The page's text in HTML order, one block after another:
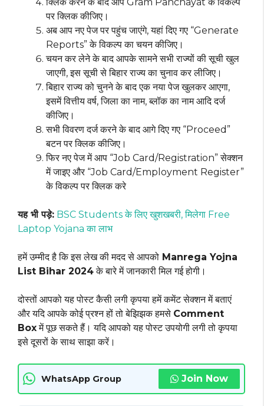
क्लिक करने के बाद आप Gram Panchayat के विकल्प
पर क्लिक कीजिए।
अब आप नए पेज पर पहुंच जाएंगे, यहां दिए गए “Generate
Reports” के विकल्प का चयन कीजिए।
चयन कर लेने के बाद आपके सामने सभी राज्यों की सूची खुल
जाएगी, इस सूची से बिहार राज्य का चुनाव कर लीजिए।
बिहार राज्य को चुनने के बाद एक नया पेज खुलकर आएगा,
इसमें वित्तीय वर्ष, जिला का नाम, ब्लॉक का नाम आदि दर्ज
कीजिए।
सभी विवरण दर्ज करने के बाद आगे दिए गए “Proceed”
बटन पर क्लिक कीजिए।
फिर नए पेज में आप “Job Card/Registration” सेक्शन
में जाइए और “Job Card/Employment Register”
के विकल्प पर क्लिक करे
यह भी पड़े: BSC Students के लिए खुशखबरी, मिलेगा Free
Laptop Yojana का लाभ
हमें उम्मीद है कि इस लेख की मदद से आपको Manrega Yojna
List Bihar 2024के बारे में जानकारी मिल गई होगी।
दोस्तों आपको यह पोस्ट कैसी लगी कृपया हमें कमेंट सेक्शन में बताएं
और यदि आपके कोई प्रश्न हों तो बेझिझक हमसे Comment
Boxमें पूछ सकते हैं। यदि आपको यह पोस्ट उपयोगी लगी तो कृपया
इसे दूसरों के साथ साझा करें।
WhatsApp Group Join Now